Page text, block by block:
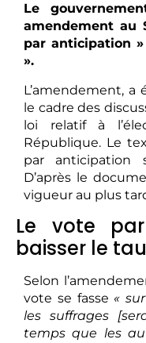
Le
amendement au
par anticipation
».
L’amendement, a
le cadre des
loi relatif à
République. Le
par anticipation
D’après le
vigueur au plus
Le vote
baisser le
Selon
vote se fasse «
les suffrages
temps que les